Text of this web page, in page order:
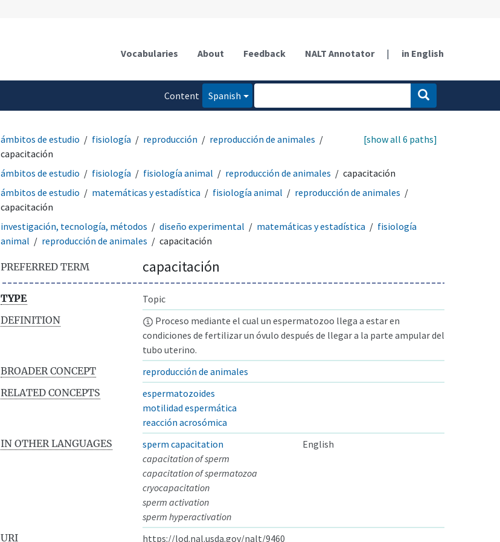
Vocabularies About Feedback NALT Annotator | in English
Content
Spanish
ámbitos de estudio fisiología reproducción
reproducción de animales
capacitación
[show all 6 paths]
ámbitos de estudio fisiología fisiología animal reproducción de animales
capacitación
ámbitos de estudio
matemáticas y estadística fisiología animal
reproducción de animales
capacitación
investigación, tecnología, métodos
diseño experimental matemáticas y estadística
fisiología
animal
reproducción de animales capacitación
PREFERRED TERM capacitación
TYPE
Topic
DEFINITION
Proceso mediante el cual un espermatozoo llega a estar en
condiciones de fertilizar un óvulo después de llegar a la parte ampular del
tubo uterino.
BROADER CONCEPT
reproducción de animales
RELATED CONCEPTS
espermatozoides
motilidad espermática
reacción acrosómica
IN OTHER LANGUAGES
sperm capacitation
English
capacitation of sperm
capacitation of spermatozoa
cryocapacitation
sperm activation
sperm hyperactivation
URI
https://lod.nal.usda.gov/nalt/9460